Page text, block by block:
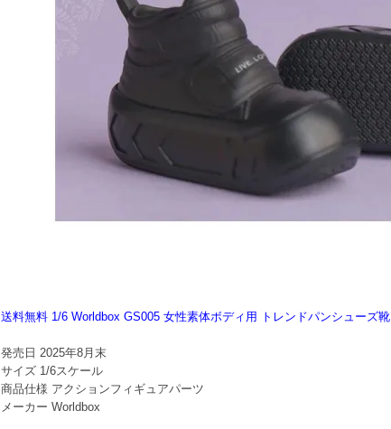
送料無料 1/6 Worldbox GS005 女性素体ボディ用 トレンドパンシューズ靴
発売日 2025年8月末
サイズ 1/6スケール
商品仕様 アクションフィギュアパーツ
メーカー Worldbox